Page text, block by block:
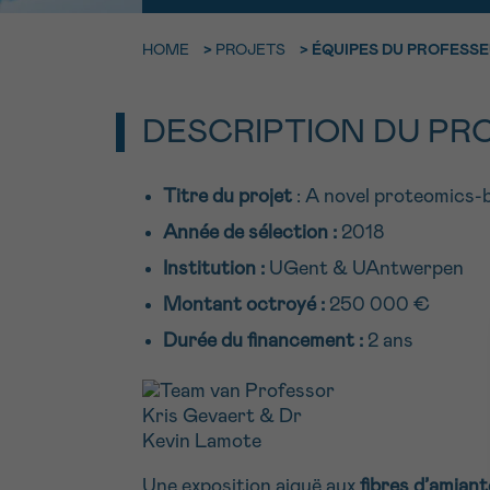
HOME > PROJETS > ÉQUIPES DU
DESCRIPTION DU
Titre du projet : A novel proteomics-
Année de sélection : 2018
Institution : UGent & UAntwerpen
Montant octroyé : 250 000 €
Durée du financement : 2 ans
0800 15
Je
VOTRE QUESTION
Je souhaite
J’accepte les